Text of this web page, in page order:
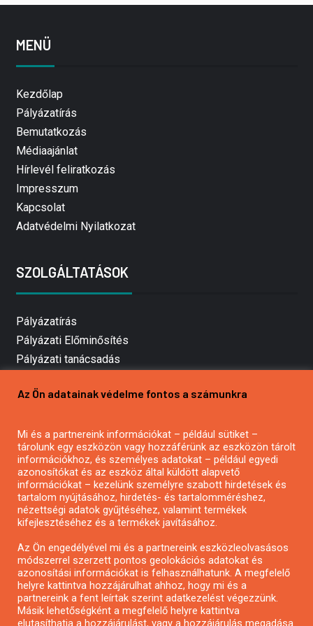
MENÜ
Kezdőlap
Pályázatírás
Bemutatkozás
Médiaajánlat
Hírlevél feliratkozás
Impresszum
Kapcsolat
Adatvédelmi Nyilatkozat
SZOLGÁLTATÁSOK
Pályázatírás
Pályázati Előminősítés
Pályázati tanácsadás
Mezőgazdasági pályázatírás
Pályázatírás civil szervezeteknek
Pályázatírás önkormányzatoknak
Pályázatfigyelés
Specifikus pályázatfigyelés vagy hírlevél
Pályázatok magánszemélyeknek
Pályázatok civil szervezeteknek
Az Ön adatainak védelme fontos a számunkra
Mi és a partnereink információkat – például sütiket –
tárolunk egy eszközön vagy hozzáférünk az eszközön tárolt
információkhoz, és személyes adatokat – például egyedi
azonosítókat és az eszköz által küldött alapvető
információkat – kezelünk személyre szabott hirdetések és
tartalom nyújtásához, hirdetés- és tartalomméréshez,
nézettségi adatok gyűjtéséhez, valamint termékek
kifejlesztéséhez és a termékek javításához.
Az Ön engedélyével mi és a partnereink eszközleolvasásos
módszerrel szerzett pontos geolokációs adatokat és
azonosítási információkat is felhasználhatunk. A megfelelő
helyre kattintva hozzájárulhat ahhoz, hogy mi és a
partnereink a fent leírtak szerint adatkezelést végezzünk.
Másik lehetőségként a megfelelő helyre kattintva
elutasíthatja a hozzájárulást, vagy a hozzájárulás megadása